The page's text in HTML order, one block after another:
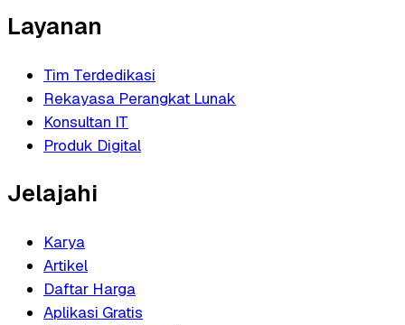
Layanan
Tim Terdedikasi
Rekayasa Perangkat Lunak
Konsultan IT
Produk Digital
Jelajahi
Karya
Artikel
Daftar Harga
Aplikasi Gratis